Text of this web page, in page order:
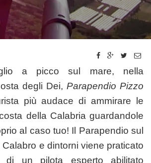
a picco sul mare, nella
degli Dei, Parapendio Pizzo
più audace di ammirare le
della Calabria guardandole
al caso tuo! Il Parapendio sul
e dintorni viene praticato
di un pilota esperto abilitato